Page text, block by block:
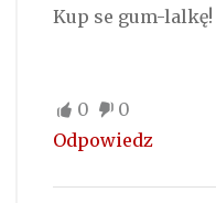
Kup se gum-lalkę!
0
0
Odpowiedz